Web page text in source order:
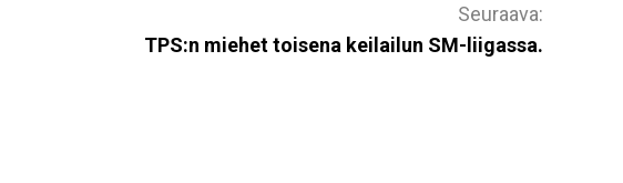
TPS:n miehet toisena keilailun SM-liigassa.